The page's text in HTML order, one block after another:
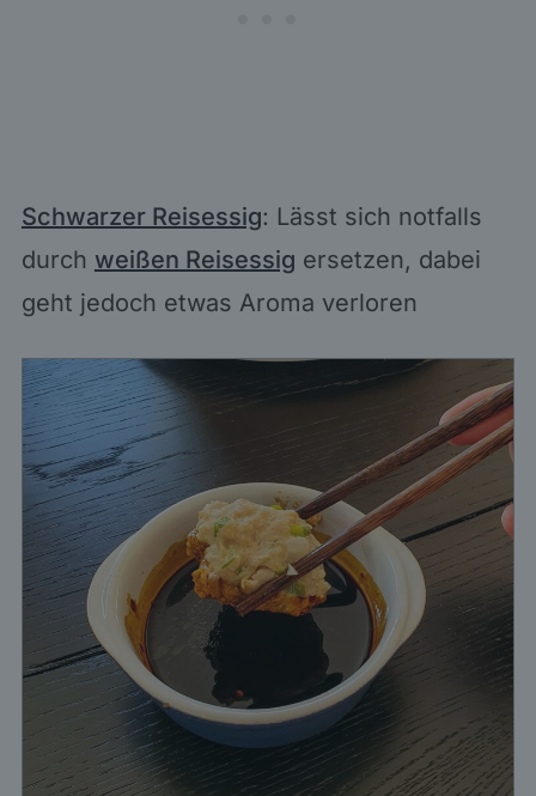
Schwarzer Reisessig: Lässt sich notfalls
durch weißen Reisessig ersetzen, dabei
geht jedoch etwas Aroma verloren